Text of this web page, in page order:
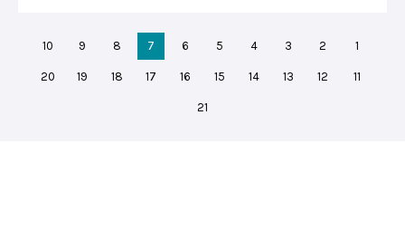
1
2
3
4
5
6
7
8
9
10
11
12
13
14
15
16
17
18
19
20
21